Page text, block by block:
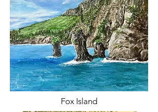
Fox Island